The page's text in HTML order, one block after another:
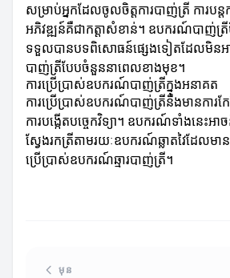
សម្រាប់អ្នកដែលចូលចិត្តការបាញ់ត្រី ការបន្តក
អភិវឌ្ឍន៍គឺជាកត្តាសំខាន់។ ឧបករណ៍បាញ់ត្រីថ្មី
ទទួលបានបទពិសោធន៍ផ្សេងទៀតដែលមិនអ
បាញ់ត្រីបែបចំនួននាពេលខាងមុខ។
ការប្រើប្រាស់ឧបករណ៍បាញ់ត្រីក្នុងអនាគត
ការប្រើប្រាស់ឧបករណ៍បាញ់ត្រីនឹងមានការកែ
ការបង្កើតបច្ចេកវិទ្យា។ ឧបករណ៍ទាំងនេះអ
ស្វែងរកត្រីតាមរយៈឧបករណ៍ឆ្លាតវៃដែលមា
ប្រើប្រាស់ឧបករណ៍ឆ្មារបាញ់ត្រី។
មុន